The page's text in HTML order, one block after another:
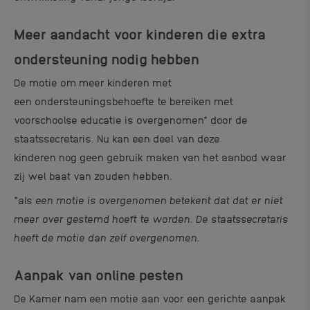
Meer aandacht voor kinderen die extra
ondersteuning nodig hebben
De motie om meer kinderen met
een ondersteuningsbehoefte te bereiken met
voorschoolse educatie is overgenomen* door de
staatssecretaris. Nu kan een deel van deze
kinderen nog geen gebruik maken van het aanbod waar
zij wel baat van zouden hebben.
*als een motie is overgenomen betekent dat dat er niet
meer over gestemd hoeft te worden. De staatssecretaris
heeft de motie dan zelf overgenomen.
Aanpak van online pesten
De Kamer nam een motie aan voor een gerichte aanpak